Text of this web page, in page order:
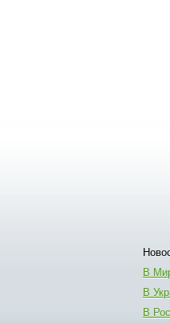
В
В
В